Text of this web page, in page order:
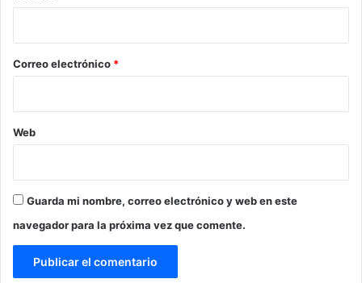
*
Correo electrónico *
Web
Guarda mi nombre, correo electrónico y web en este
navegador para la próxima vez que comente.